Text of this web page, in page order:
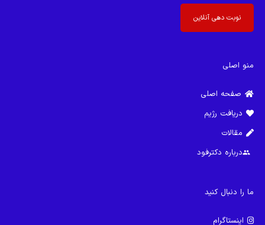
نوبت دهی آنلاین
منو اصلی
صفحه اصلی
دریافت رژیم
مقالات
groupدرباره دکترفود
ما را دنبال کنید
اینستاگرام